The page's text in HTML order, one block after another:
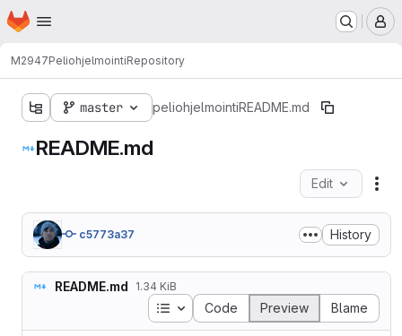
Skip to main content
Homepage
M2947PeliohjelmointiRepository
master peliohjelmointiREADME.md
README.md
Edit
c5773a37 History
README.md 1.34 KiB
Table of contents
Code Preview Blame